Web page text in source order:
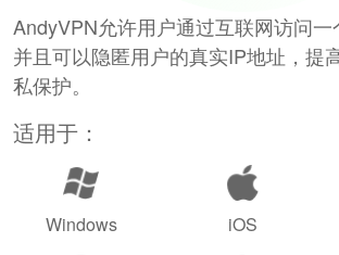
AndyVPN允许用户通过互联网访问一
并且可以隐匿用户的真实IP地址，提
私保护。
适用于：
Windows iOS